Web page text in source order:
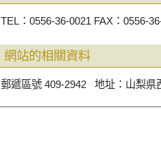
TEL：0556-36-0021 FAX：0556-
網站的相關資料
郵遞區號 409-2942 地址：山梨県